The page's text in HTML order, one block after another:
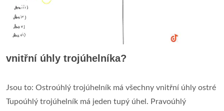
vnitřní úhly trojúhelníka?
Jsou to: Ostroúhlý trojúhelník má všechny vnitřní úhly ostré
Tupoúhlý trojúhelník má jeden tupý úhel. Pravoúhlý